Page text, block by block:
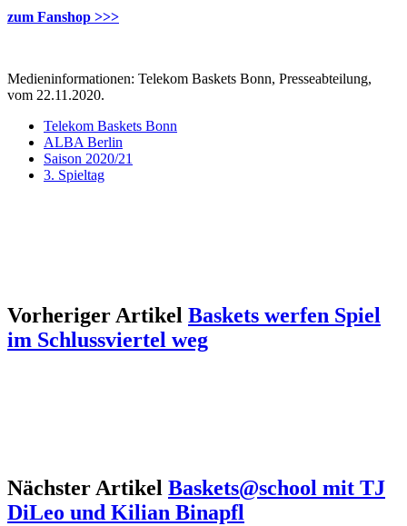
zum Fanshop >>>
Medieninformationen: Telekom Baskets Bonn, Presseabteilung,
vom 22.11.2020.
Telekom Baskets Bonn
ALBA Berlin
Saison 2020/21
3. Spieltag
Vorheriger Artikel Baskets werfen Spiel
im Schlussviertel weg
Nächster Artikel Baskets@school mit TJ
DiLeo und Kilian Binapfl